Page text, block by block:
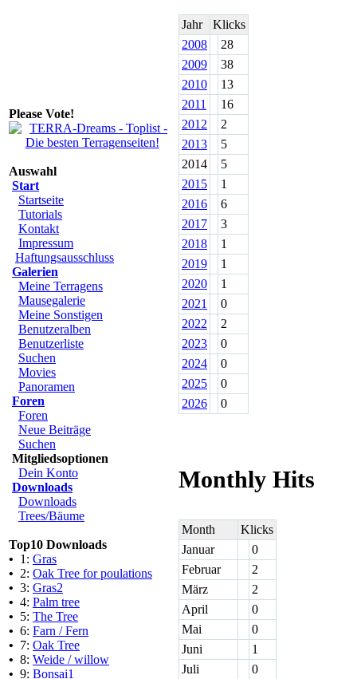
Please Vote!
Auswahl
Start
Startseite
Tutorials
Kontakt
Impressum
Haftungsausschluss
Galerien
Meine Terragens
Mausegalerie
Meine Sonstigen
Benutzeralben
Benutzerliste
Suchen
Movies
Panoramen
Foren
Foren
Neue Beiträge
Suchen
Mitgliedsoptionen
Dein Konto
Downloads
Downloads
Trees/Bäume
Top10 Downloads
• 1: Gras
• 2: Oak Tree for poulations
• 3: Gras2
• 4: Palm tree
• 5: The Tree
• 6: Farn / Fern
• 7: Oak Tree
• 8: Weide / willow
• 9: Bonsai1
Jahr
Klicks
2008
28
2009
38
2010
13
2011
16
2012
2
2013
5
2014
5
2015
1
2016
6
2017
3
2018
1
2019
1
2020
1
2021
0
2022
2
2023
0
2024
0
2025
0
2026
0
Monthly Hits
Month
Klicks
Januar
0
Februar
2
März
2
April
0
Mai
0
Juni
1
Juli
0